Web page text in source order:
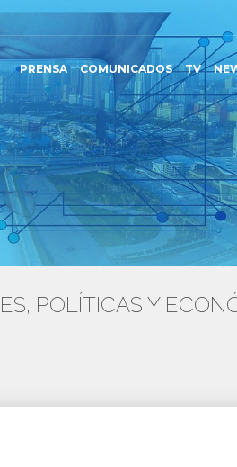
PRENSA COMUNICADOS TV
POLÍTICAS Y